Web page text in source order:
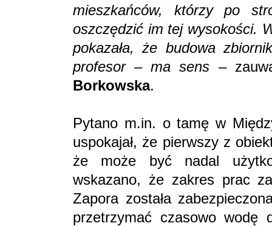
mieszkańców, którzy po
oszczędzić im tej wysokości.
pokazała, że budowa
profesor – ma sens –
Borkowska.
Pytano m.in. o tamę w
uspokajał, że pierwszy z
że może być nadal
wskazano, że zakres prac
Zapora została
przetrzymać czasowo wodę